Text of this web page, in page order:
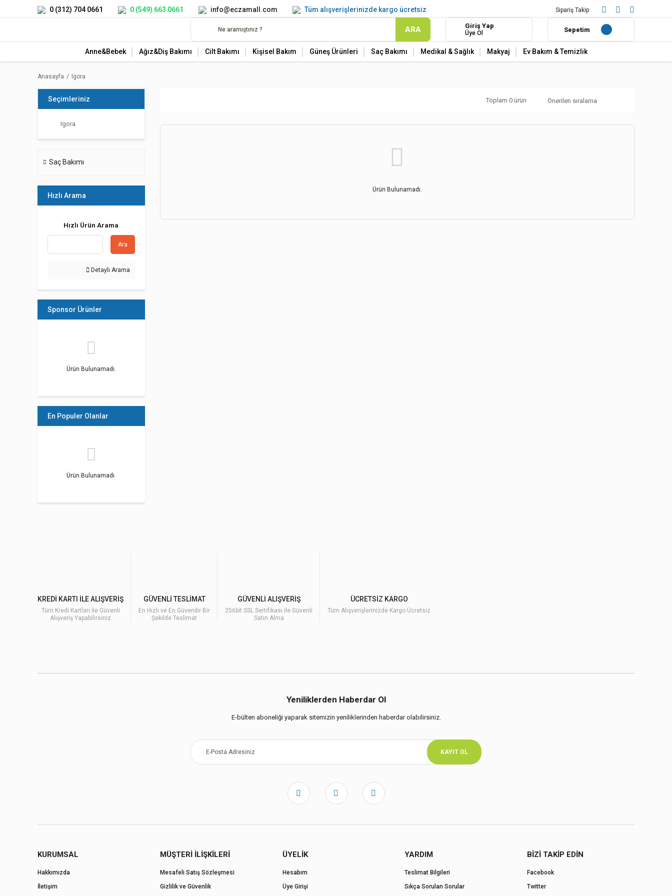
0 (312) 704 0661 0 (549) 663 0661 info@eczamall.com Tüm alışverişlerinizde kargo ücretsiz Sipariş Takip
ARA Giriş Yap
Üye Ol Sepetim
Anne&Bebek Ağız&Diş Bakımı Cilt Bakımı Kişisel Bakım Güneş Ürünleri Saç Bakımı Medikal & Sağlık Makyaj Ev Bakım & Temizlik
Anasayfa Igora
Seçimleriniz
Igora
Saç Bakımı
Hızlı Arama
Hızlı Ürün Arama
Ara
Detaylı Arama
Sponsor Ürünler
Ürün Bulunamadı.
En Populer Olanlar
Ürün Bulunamadı.
Toplam 0 ürün
Ürün Bulunamadı.
KREDİ KARTI İLE ALIŞVERİŞ
Tüm Kredi Kartları ile Güvenli
Alışveriş Yapabilirsiniz
GÜVENLİ TESLİMAT
En Hızlı ve En Güvenilir Bir
Şekilde Teslimat
GÜVENLİ ALIŞVERİŞ
256bit SSL Sertifikası ile Güvenli
Satın Alma
ÜCRETSİZ KARGO
Tüm Alışverişlerinizde Kargo Ücretsiz
Yeniliklerden Haberdar Ol
E-bülten aboneliği yaparak sitemizin yeniliklerinden haberdar olabilirsiniz.
KAYIT OL
KURUMSAL
Hakkımızda
İletişim
MÜŞTERİ İLİŞKİLERİ
Mesafeli Satış Sözleşmesi
Gizlilik ve Güvenlik
ÜYELİK
Hesabım
Üye Girişi
YARDIM
Teslimat Bilgileri
Sıkça Sorulan Sorular
BİZİ TAKİP EDİN
Facebook
Twitter